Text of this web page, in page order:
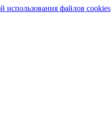
использования файлов cookies